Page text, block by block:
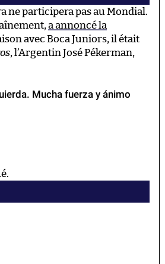
ne participera pas au Mondial.
a annoncé la
avec Boca Juniors, il était
, l’Argentin José Pékerman,
Mucha fuerza y ánimo